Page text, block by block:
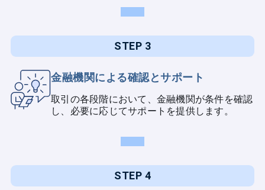
STEP 3
金融機関による確認とサポート
取引の各段階において、金融機関が条件を確認
し、必要に応じてサポートを提供します。
STEP 4